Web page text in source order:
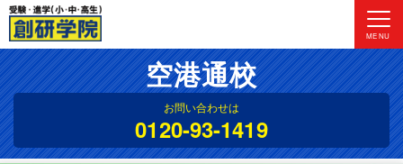
MENU
空港通校
お問い合わせは
0120-93-1419